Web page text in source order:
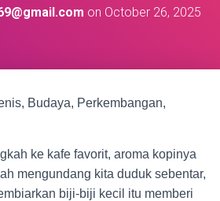
on October 26, 2025
Budaya, Perkembangan,
ke kafe favorit, aroma kopinya
mengundang kita duduk sebentar,
biji-biji kecil itu memberi